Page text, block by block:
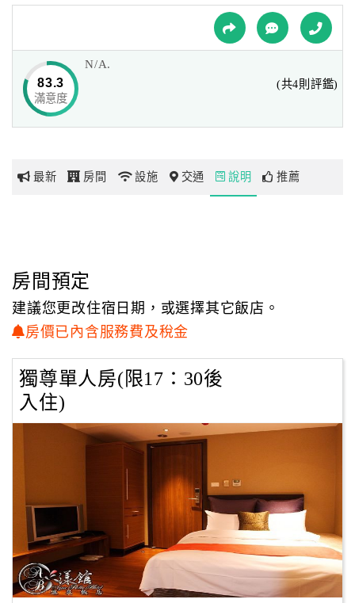
球
網
玩
地
圖
顧
務
度
訂
單
漾館時尚溫泉生活館昰一處充滿質感與極致品味的全新溫
白天的『漾館時尚溫泉生活館』以簡潔素雅的容貌靜靜的坐
落在北投溫泉街上，
夜晚的『漾館時尚溫泉生活館』散發岀迷人的氣息，呈現出
水輕輕搖動般的優雅姿態，
走進漾漾館時尚溫泉生活館，保證讓您擁有一趟完美的精緻
83.3
滿意度
N/A.
(共4則評鑑)
最新 房間 設施 交通 說明 推薦
房間預定
建議您更改住宿日期，或選擇其它飯店。
房價已內含服務費及稅金
獨尊單人房(限17：30後
入住)